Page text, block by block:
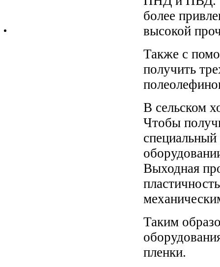
более
высокой
Также с
получить
В сельском
Чтобы
Выходная
Таким
пленки.